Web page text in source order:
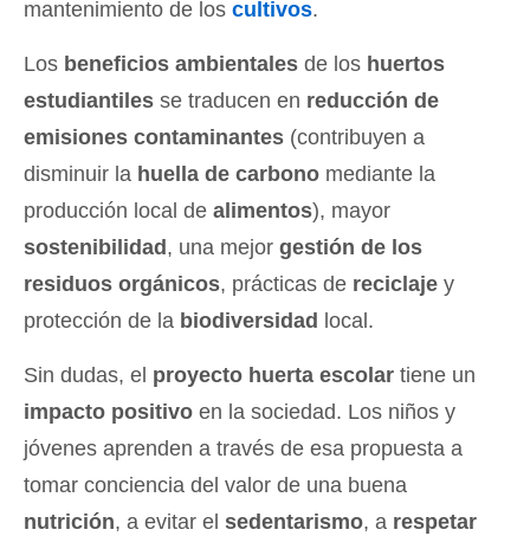
mantenimiento de los cultivos.
Los beneficios ambientales de los huertos
estudiantiles se traducen en reducción de
emisiones contaminantes (contribuyen a
disminuir la huella de carbono mediante la
producción local de alimentos), mayor
sostenibilidad , una mejor gestión de los
residuos orgánicos, prácticas de reciclaje y
protección de la biodiversidad local.
Sin dudas, el proyecto huerta escolar tiene un
impacto positivo en la sociedad. Los niños y
jóvenes aprenden a través de esa propuesta a
tomar conciencia del valor de una buena
nutrición, a evitar el sedentarismo, a respetar